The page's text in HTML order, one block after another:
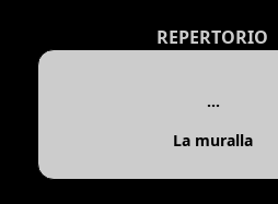
REPERTORIO
...
La muralla